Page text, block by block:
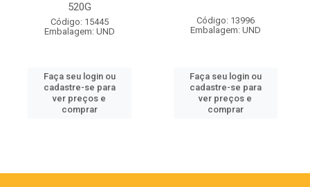
520G
Código: 15445
Embalagem: UND
Faça seu login ou
cadastre-se para
ver preços e
comprar
Código: 13996
Embalagem: UND
Faça seu login ou
cadastre-se para
ver preços e
comprar